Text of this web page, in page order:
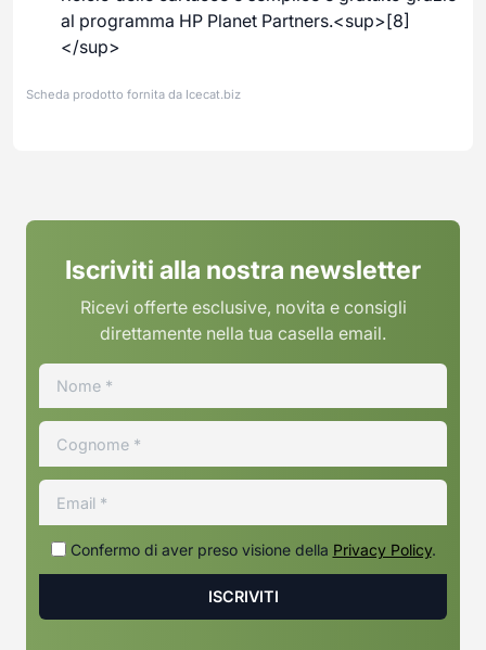
al programma HP Planet Partners.<sup>[8]
</sup>
Scheda prodotto fornita da Icecat.biz
Iscriviti alla nostra newsletter
Ricevi offerte esclusive, novita e consigli
direttamente nella tua casella email.
Confermo di aver preso visione della Privacy Policy.